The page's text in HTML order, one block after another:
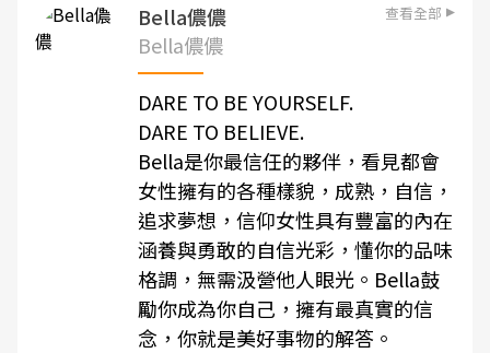
Bella儂儂 查看全部
Bella儂儂
DARE TO BE YOURSELF.
DARE TO BELIEVE.
Bella是你最信任的夥伴，看見都會
女性擁有的各種樣貌，成熟，自信，
追求夢想，信仰女性具有豐富的內在
涵養與勇敢的自信光彩，懂你的品味
格調，無需汲營他人眼光。Bella鼓
勵你成為你自己，擁有最真實的信
念，你就是美好事物的解答。